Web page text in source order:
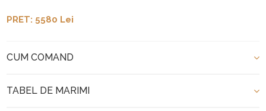
PRET: 5580 Lei
CUM COMAND
TABEL DE MARIMI